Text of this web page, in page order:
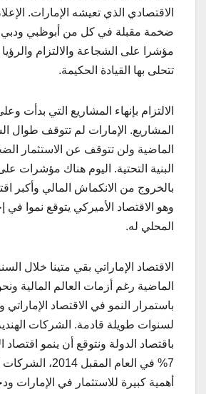
الاقتصادي الذي تعيشه الإمارات.
ضخمة مقبلة في كل من أبوظبي ودبي
مؤشرا على الشجاعة والالتزام والرؤيا
تتحلى بها القيادة الحكيمة.
الالتزام بإنهاء المشاريع التي بدأت
المشاريع. الإمارات لم تتوقف طوال
الماضية ولن تتوقف عن الاستثمار
البنية التحتية. اليوم هناك مؤشرات
بالخروج من الانكماش المالي وأكبر
وهو الاقتصاد الأميركي يتوقع نموا في
المحلي له.
الاقتصاد الإماراتي بقي متينا خلال
الماضية رغم أزمات العالم المالية
باستمرار النمو في الاقتصاد
لسنوات طويلة قادمة. الشركات
7% في العام المقبل
أهمية كبيرة للاستثمار في الإمارات